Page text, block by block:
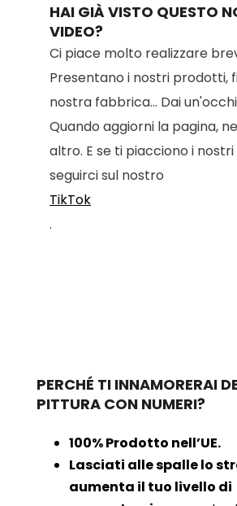
HAI GIÀ VISTO QUESTO
VIDEO?
Ci piace molto realizzare
Presentano i nostri prodotti,
nostra fabbrica... Dai
Quando aggiorni la pagina,
altro. E se ti piacciono i nostri
seguirci sul nostro
TikTok
.
PERCHÉ TI INNAMORERAI
PITTURA CON NUMERI?
100% Prodotto nell’UE.
Lasciati alle spalle lo
aumenta il tuo livello di